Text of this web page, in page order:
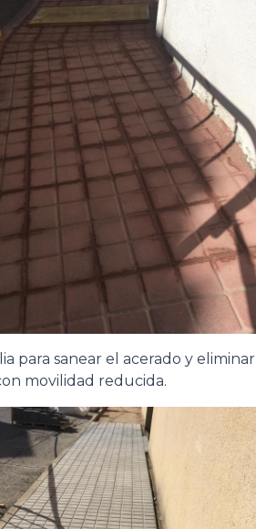
para sanear el acerado y eliminar
movilidad reducida.